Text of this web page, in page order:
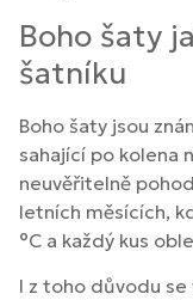
Boho šaty
šatníku
Boho šaty jsou
sahající po kolena
neuvěřitelně
letních měsících,
°C a každý kus
I z toho důvodu